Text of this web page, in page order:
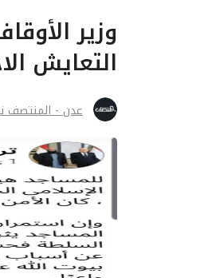
وزير
التعايش
عدن - المنتصف